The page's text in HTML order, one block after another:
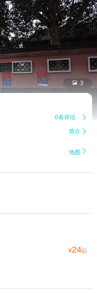
 3
0条评论 
简介 
地图 
¥24起